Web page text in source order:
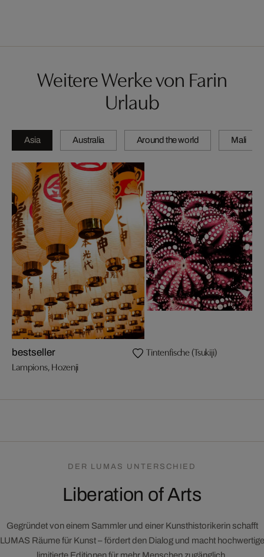
Weitere Werke von Farin
Urlaub
Asia Australia Around the world Mali
bestseller
Lampions, Hozenji
Tintenfische (Tsukiji)
DER LUMAS UNTERSCHIED
Liberation of Arts
Gegründet von einem Sammler und einer Kunsthistorikerin schafft
LUMAS Räume für Kunst – fördert den Dialog und macht hochwertige
limitierte Editionen für mehr Menschen zugänglich.